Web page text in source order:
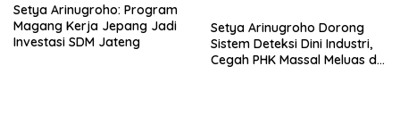
Setya Arinugroho: Program
Magang Kerja Jepang Jadi
Investasi SDM Jateng
Setya Arinugroho Dorong
Sistem Deteksi Dini Industri,
Cegah PHK Massal Meluas di